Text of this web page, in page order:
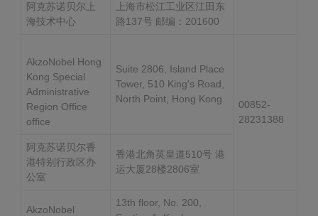
阿克苏诺贝尔上
海技术中心
上海市松江工业区江田东
路137号 邮编：201600
AkzoNobel Hong
Kong Special
Administrative
Region Office
office
Suite 2806, Island Place
Tower, 510 King's Road,
North Point, Hong Kong
00852-
28231388
阿克苏诺贝尔香
港特别行政区办
公室
香港北角英皇道510号 港
运大厦28楼2806室
AkzoNobel
13th floor, No. 200,